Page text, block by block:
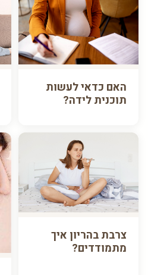
האם כדאי לעשות
תוכנית לידה?
צרבת בהריון איך
מתמודדים?